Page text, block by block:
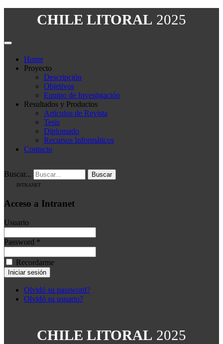
CHILE LITORAL 2025
Home
Proyecto
Descripción
Objetivos
Equipo de Investigación
Resultados y Productos
Artículos de Revista
Tesis
Diplomado
Recursos Informáticos
Contacto
Buscar... Buscar
INTRANET
Acceso a Intranet
Usuario
Password *
Recordarme
Olvidó su password?
Olvidó su usuario?
CHILE LITORAL 2025